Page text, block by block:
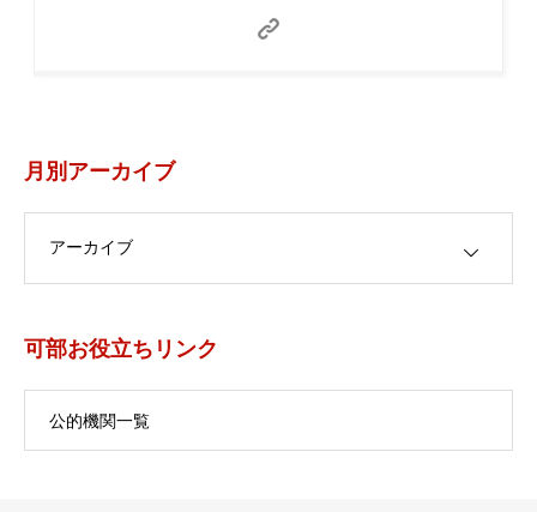
月別アーカイブ
可部お役立ちリンク
公的機関一覧